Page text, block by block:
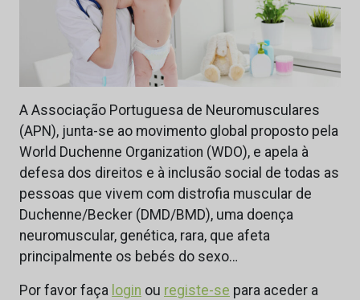
A Associação Portuguesa de Neuromusculares
(APN), junta-se ao movimento global proposto pela
World Duchenne Organization (WDO), e apela à
defesa dos direitos e à inclusão social de todas as
pessoas que vivem com distrofia muscular de
Duchenne/Becker (DMD/BMD), uma doença
neuromuscular, genética, rara, que afeta
principalmente os bebés do sexo…
Por favor faça login ou registe-se para aceder a